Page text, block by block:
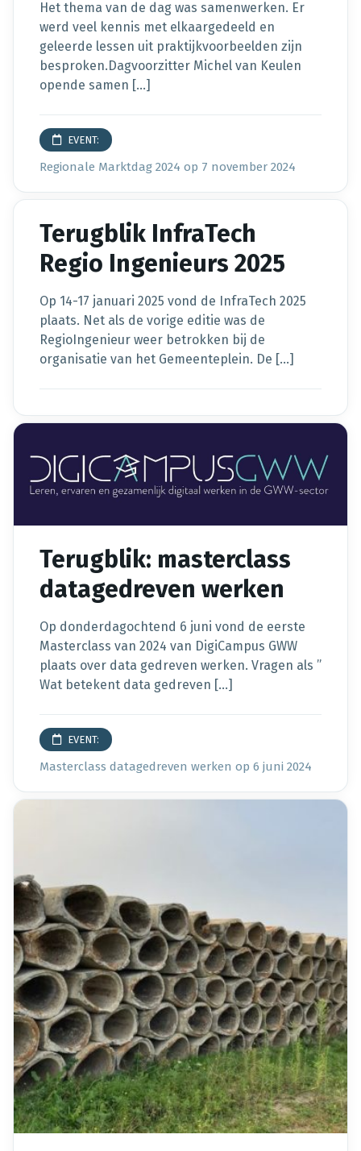
Het thema van de dag was samenwerken. Er
werd veel kennis met elkaargedeeld en
geleerde lessen uit praktijkvoorbeelden zijn
besproken.Dagvoorzitter Michel van Keulen
opende samen […]
EVENT:
Regionale Marktdag 2024 op 7 november 2024
Terugblik InfraTech
Regio Ingenieurs 2025
Op 14-17 januari 2025 vond de InfraTech 2025
plaats. Net als de vorige editie was de
RegioIngenieur weer betrokken bij de
organisatie van het Gemeenteplein. De […]
Terugblik: masterclass
datagedreven werken
Op donderdagochtend 6 juni vond de eerste
Masterclass van 2024 van DigiCampus GWW
plaats over data gedreven werken. Vragen als ”
Wat betekent data gedreven […]
EVENT:
Masterclass datagedreven werken op 6 juni 2024